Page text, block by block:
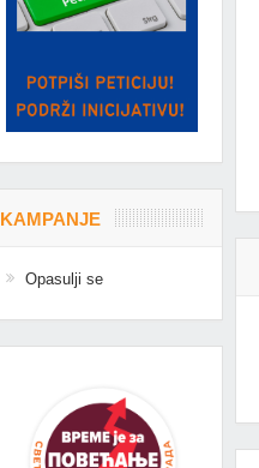
KAMPANJE
Opasulji se